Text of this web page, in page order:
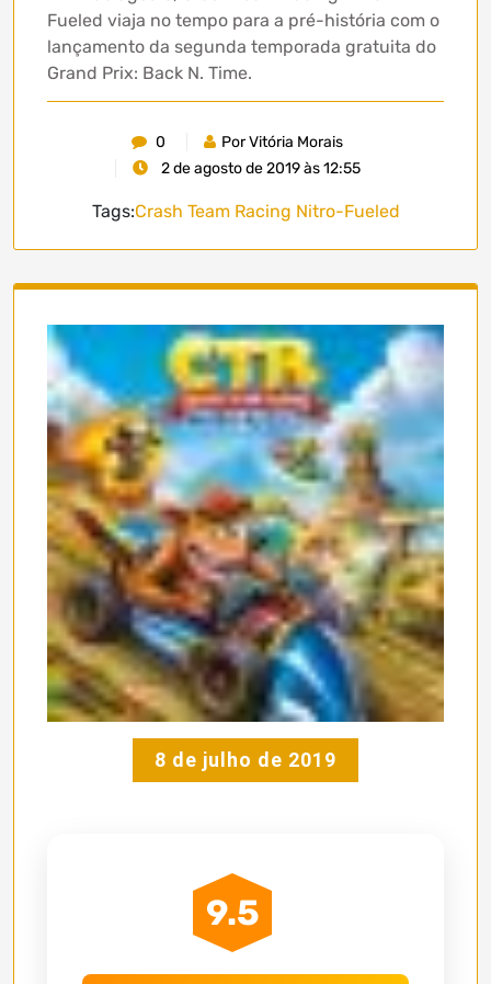
Fueled viaja no tempo para a pré-história com o
lançamento da segunda temporada gratuita do
Grand Prix: Back N. Time.
0
Por Vitória Morais
2 de agosto de 2019 às 12:55
Tags:Crash Team Racing Nitro-Fueled
8 de julho de 2019
9.5